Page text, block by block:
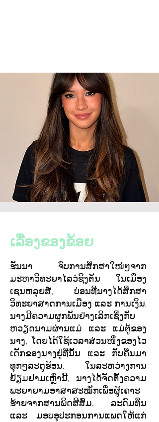
ເລື່ອງຂອງຂ້ອຍ
ຮັນນາ ຈົບການສຶກສາໃໝ່ໆຈາກ
ມະຫາວິທະຍາໄລວໍຊິງຕັນ ໃນເມືອງ
ເຊນຫລຸຍສ໌, ບ່ອນທີ່ນາງໄດ້ສຶກສາ
ວິທະຍາສາດການເມືອງ ແລະ ການເງິນ.
ນາງມີຄວາມຜູກພັນຢ່າງເລິກເຊິ່ງກັບ
ຫວຽດນາມຜ່ານແມ່ ແລະ ແມ່ຕູ້ຂອງ
ນາງ, ໂດຍໄດ້ໃຊ້ເວລາສ່ວນໜຶ່ງຂອງໄວ
ເດັກຂອງນາງຢູ່ທີ່ນັ້ນ ແລະ ກັບຄືນມາ
ທຸກໆລະດູຮ້ອນ. ໃນລະຫວ່າງການ
ຢ້ຽມຢາມເຫຼົ່ານີ້, ນາງໄດ້ຈັດຕັ້ງຄວາມ
ພະຍາຍາມອາສາສະໝັກເພື່ອຜູ້ເຄາະ
ຮ້າຍຈາກສານພິດສີສົ້ມ, ລະດົມທຶນ
ແລະ ມອບອຸປະກອນການແພດໃຫ້ແກ່